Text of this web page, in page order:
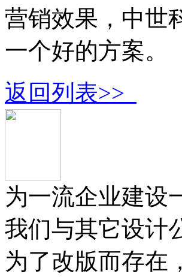
营销效果，中世
一个好的方案。
返回列表>>
为一流企业建设
我们与其它设计
为了改版而存在